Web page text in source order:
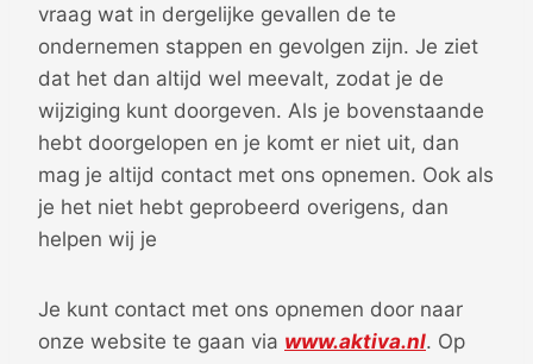
vraag wat in dergelijke gevallen de te
ondernemen stappen en gevolgen zijn. Je ziet
dat het dan altijd wel meevalt, zodat je de
wijziging kunt doorgeven. Als je bovenstaande
hebt doorgelopen en je komt er niet uit, dan
mag je altijd contact met ons opnemen. Ook als
je het niet hebt geprobeerd overigens, dan
helpen wij je
Je kunt contact met ons opnemen door naar
onze website te gaan via www.aktiva.nl. Op